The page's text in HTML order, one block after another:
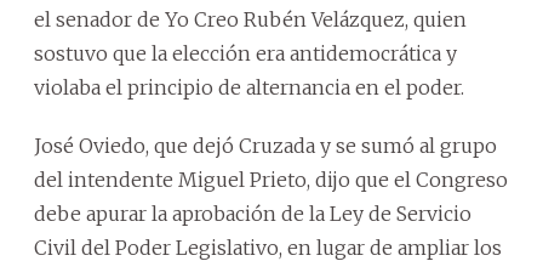
el senador de Yo Creo Rubén Velázquez, quien
sostuvo que la elección era antidemocrática y
violaba el principio de alternancia en el poder.
José Oviedo, que dejó Cruzada y se sumó al grupo
del intendente Miguel Prieto, dijo que el Congreso
debe apurar la aprobación de la Ley de Servicio
Civil del Poder Legislativo, en lugar de ampliar los